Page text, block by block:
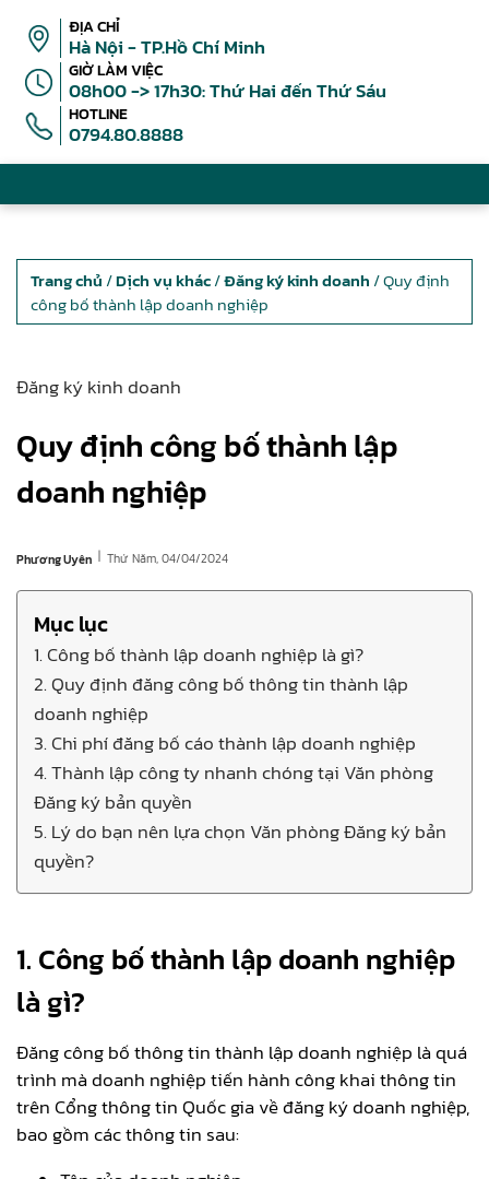
ĐỊA CHỈ
Hà Nội - TP.Hồ Chí Minh
GIỜ LÀM VIỆC
08h00 -> 17h30: Thứ Hai đến Thứ Sáu
HOTLINE
0794.80.8888
Trang chủ /Dịch vụ khác/Đăng ký kinh doanh / Quy định
công bố thành lập doanh nghiệp
Đăng ký kinh doanh
Quy định công bố thành lập
doanh nghiệp
Phương Uyên | Thứ Năm, 04/04/2024
Mục lục
1. Công bố thành lập doanh nghiệp là gì?
2. Quy định đăng công bố thông tin thành lập
doanh nghiệp
3. Chi phí đăng bố cáo thành lập doanh nghiệp
4. Thành lập công ty nhanh chóng tại Văn phòng
Đăng ký bản quyền
5. Lý do bạn nên lựa chọn Văn phòng Đăng ký bản
quyền?
1. Công bố thành lập doanh nghiệp
là gì?
Đăng công bố thông tin thành lập doanh nghiệp là quá
trình mà doanh nghiệp tiến hành công khai thông tin
trên Cổng thông tin Quốc gia về đăng ký doanh nghiệp,
bao gồm các thông tin sau: